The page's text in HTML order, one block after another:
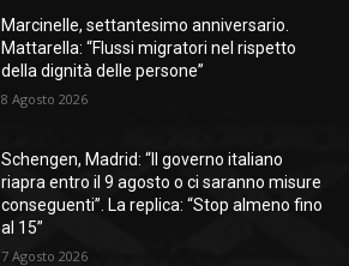
Marcinelle, settantesimo anniversario.
Mattarella: “Flussi migratori nel rispetto
della dignità delle persone”
8 Agosto 2026
Schengen, Madrid: “Il governo italiano
riapra entro il 9 agosto o ci saranno misure
conseguenti”. La replica: “Stop almeno fino
al 15”
7 Agosto 2026